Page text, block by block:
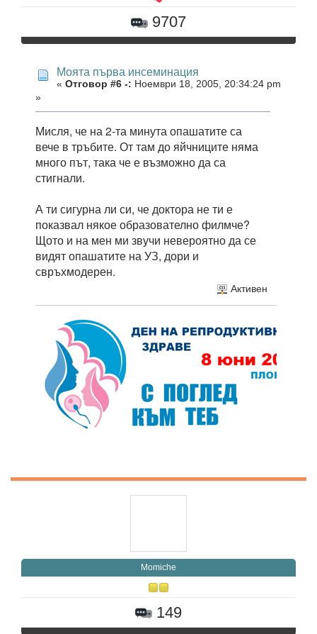
9707
Моята първа инсеминация
« Отговор #6 -: Ноември 18, 2005, 20:34:24 pm
»
Мисля, че на 2-та минута опашатите са
вече в тръбите. От там до яйчниците няма
много път, така че е възможно да са
стигнали.
А ти сигурна ли си, че доктора не ти е
показвал някое образователно филмче?
Щото и на мен ми звучи невероятно да се
видят опашатите на УЗ, дори и
свръхмодерен.
Активен
Momiche
149